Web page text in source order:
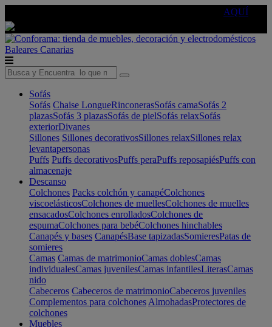
AQUÍ
Baleares Canarias
Sofás
Sofás Chaise LongueRinconerasSofás camaSofás 2
plazasSofás 3 plazasSofás de pielSofás relaxSofás
exteriorDivanes
Sillones Sillones decorativosSillones relaxSillones relax
levantapersonas
Puffs Puffs decorativosPuffs peraPuffs reposapiésPuffs con
almacenaje
Descanso
Colchones Packs colchón y canapéColchones
viscoelásticosColchones de muellesColchones de muelles
ensacadosColchones enrolladosColchones de
espumaColchones para bebéColchones hinchables
Canapés y bases CanapésBase tapizadasSomieresPatas de
somieres
Camas Camas de matrimonioCamas doblesCamas
individualesCamas juvenilesCamas infantilesLiterasCamas
nido
Cabeceros Cabeceros de matrimonioCabeceros juveniles
Complementos para colchones AlmohadasProtectores de
colchones
Muebles